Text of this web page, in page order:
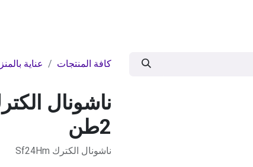
كافة المنتجات عناية
ناشونال
2طن
ناشونال الكترك Sf24Hm